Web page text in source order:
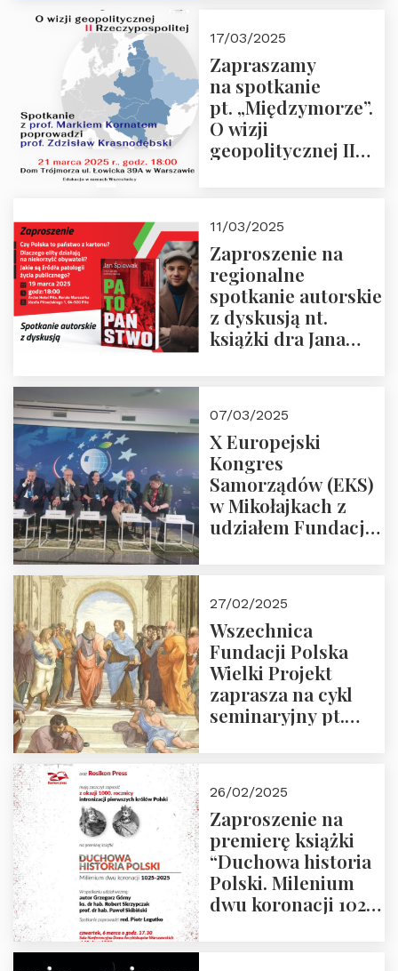
“Rosja-Niemcy…”
17/03/2025
Zapraszamy
na spotkanie
pt. „Międzymorze”.
O wizji
geopolitycznej II
i prof.
Krasnodębski
11/03/2025
Zaproszenie na
regionalne
spotkanie autorskie
z dyskusją nt.
książki dra Jana
07/03/2025
X Europejski
Kongres
Samorządów (EKS)
w Mikołajkach z
udziałem Fundacji
27/02/2025
Wszechnica
Fundacji Polska
Wielki Projekt
zaprasza na cykl
seminaryjny pt.
26/02/2025
Zaproszenie na
premierę książki
“Duchowa historia
Polski. Milenium
dwu koronacji 1025-